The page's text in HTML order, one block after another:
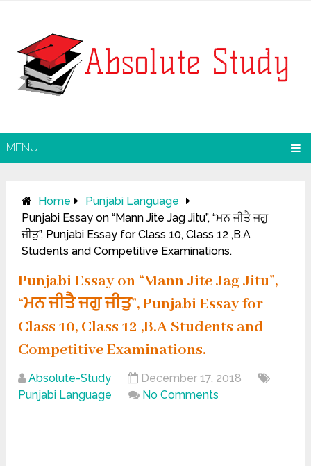
MENU
Home
Punjabi Language
Punjabi Essay on “Mann Jite Jag Jitu”, “ਮਨ ਜੀਤੈ ਜਗੁ
ਜੀਤੁ”, Punjabi Essay for Class 10, Class 12 ,B.A
Students and Competitive Examinations.
Punjabi Essay on “Mann Jite Jag Jitu”,
“ਮਨ ਜੀਤੈ ਜਗੁ ਜੀਤੁ”, Punjabi Essay for
Class 10, Class 12 ,B.A Students and
Competitive Examinations.
Absolute-Study
December 17, 2018
Punjabi Language
No Comments